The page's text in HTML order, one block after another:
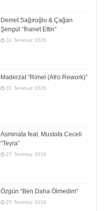
Demet Sağıroğlu & Çağan
Şengül “İhanet Ettin”
31 Temmuz 2026
Maderzat “Rimel (Afro Rework)”
31 Temmuz 2026
Asminata feat. Mustafa Ceceli
“Teyra”
27 Temmuz 2026
Özgün “Ben Daha Ölmedim”
25 Temmuz 2026